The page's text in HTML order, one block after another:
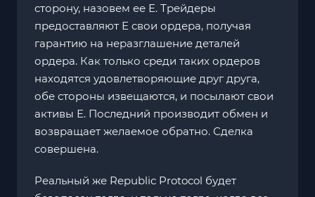
сторону, назовем ее Е. Трейдеры
предоставляют Е свои ордера, получая
гарантию на неразглашение деталей
ордера. Как только среди таких ордеров
находятся удовлетворяющие друг друга,
обе стороны извещаются, и посылают свои
активы Е. Последний производит обмен и
возвращает желаемое обратно. Сделка
совершена.
Реальный же Republic Protocol будет